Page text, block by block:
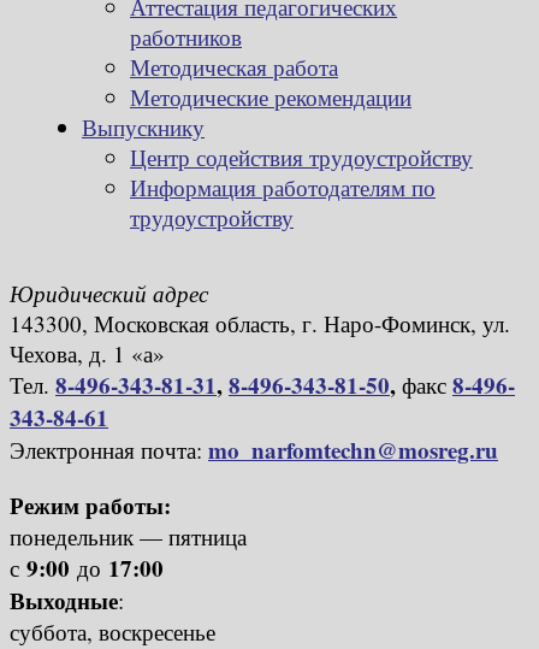
Аттестация педагогических
работников
Методическая работа
Методические рекомендации
Выпускнику
Центр содействия трудоустройству
Информация работодателям по
трудоустройству
Юридический адрес
143300, Московская область, г. Наро-Фоминск, ул.
Чехова, д. 1 «а»
Тел. 8-496-343-81-31,8-496-343-81-50, факс 8-496-
343-84-61
Электронная почта: mo_narfomtechn@mosreg.ru
Режим работы:
понедельник — пятница
с 9:00 до 17:00
Выходные:
суббота, воскресенье